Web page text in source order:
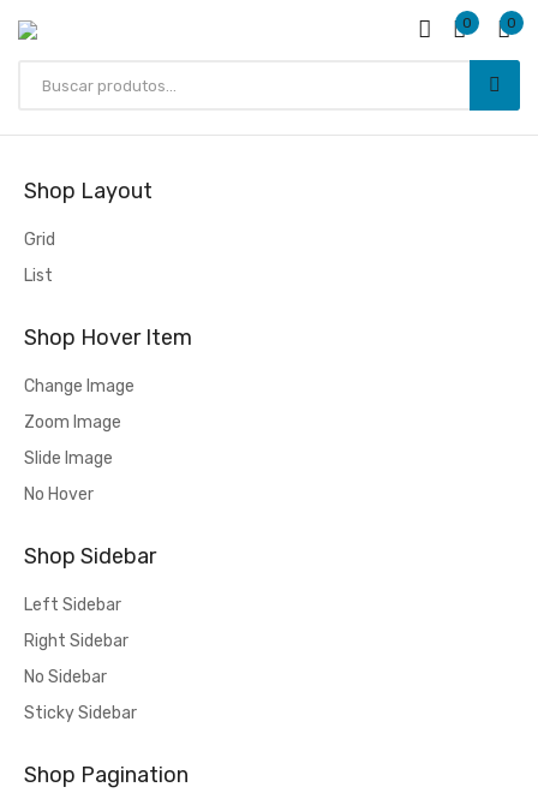
0 0
Shop Layout
Grid
List
Shop Hover Item
Change Image
Zoom Image
Slide Image
No Hover
Shop Sidebar
Left Sidebar
Right Sidebar
No Sidebar
Sticky Sidebar
Shop Pagination